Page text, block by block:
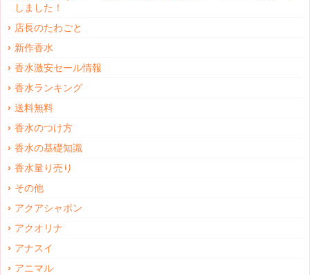
しました！
店長のたわごと
新作香水
香水激安セール情報
香水ランキング
送料無料
香水のつけ方
香水の基礎知識
香水量り売り
その他
アクアシャボン
アクオリナ
アナスイ
アニマル